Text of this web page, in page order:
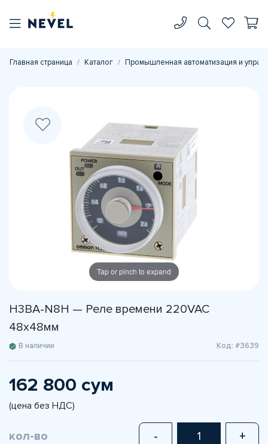
Главная страница Каталог Промышленная автоматизация и
Tap or pinch to expand
H3BA-N8H — Реле времени 220VAC
48x48мм
В наличии Код: #3639
162 800 сум
(цена без НДС)
кол-во - +